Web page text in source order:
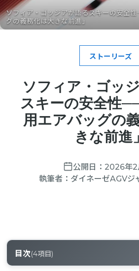
ソフィア・ゴッジアが語るスキーの安全
グの義務化は大きな前進」
ストーリーズ
ソフィア・ゴッ
スキーの安全性
用エアバッグの
きな前進」
公開日： 2026年2
執筆者： ダイネーゼAGVジ
目次(4項目)